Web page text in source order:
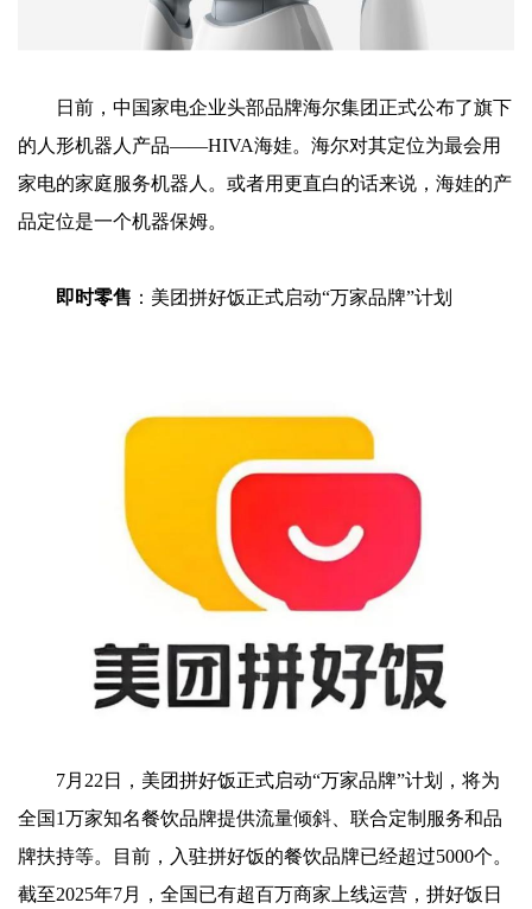
日前，中国家电企业头部品牌海尔集团正式公布了旗下
的人形机器人产品——HIVA海娃。海尔对其定位为最会用
家电的家庭服务机器人。或者用更直白的话来说，海娃的产
品定位是一个机器保姆。
即时零售 ：美团拼好饭正式启动“万家品牌”计划
7月22日，美团拼好饭正式启动“万家品牌”计划，将为
全国1万家知名餐饮品牌提供流量倾斜、联合定制服务和品
牌扶持等。目前，入驻拼好饭的餐饮品牌已经超过5000个。
截至2025年7月，全国已有超百万商家上线运营，拼好饭日